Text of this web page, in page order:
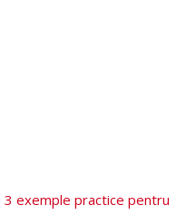
3 exemple practice pentru